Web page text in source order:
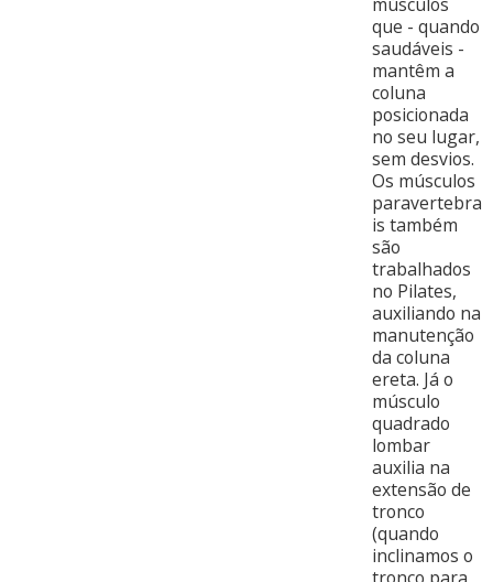
que - quando
saudáveis -
mantêm a
coluna
posicionada
no seu lugar,
sem desvios.
Os músculos
paravertebra
is também
são
trabalhados
no Pilates,
auxiliando na
manutenção
da coluna
ereta. Já o
músculo
quadrado
lombar
auxilia na
extensão de
tronco
(quando
inclinamos o